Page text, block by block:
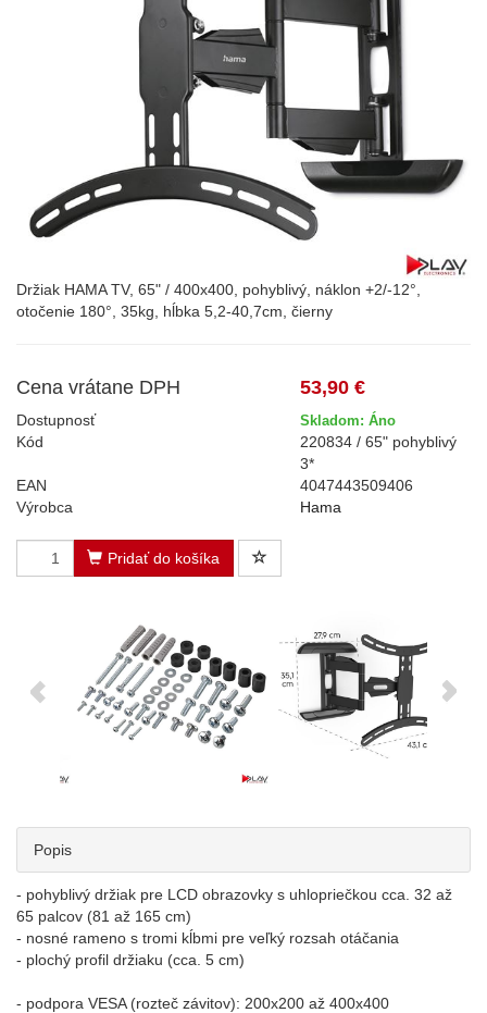
Držiak HAMA TV, 65" / 400x400, pohyblivý, náklon +2/-12°,
otočenie 180°, 35kg, hĺbka 5,2-40,7cm, čierny
Cena vrátane DPH 53,90 €
Dostupnosť Skladom: Áno
Kód
220834 / 65" pohyblivý
3*
EAN
4047443509406
Výrobca
Hama
Pridať do košíka
Popis
- pohyblivý držiak pre LCD obrazovky s uhlopriečkou cca. 32 až
65 palcov (81 až 165 cm)
- nosné rameno s tromi kĺbmi pre veľký rozsah otáčania
- plochý profil držiaku (cca. 5 cm)
- podpora VESA (rozteč závitov): 200x200 až 400x400